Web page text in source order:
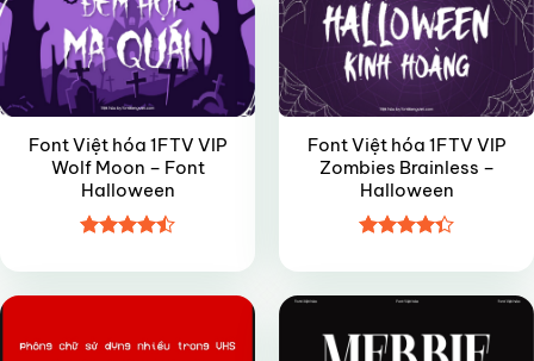
Font Việt hóa 1FTV VIP
Wolf Moon – Font
Halloween
hạng4.45
Font Việt hóa 1FTV VIP
Zombies Brainless –
Halloween
hạng4.35